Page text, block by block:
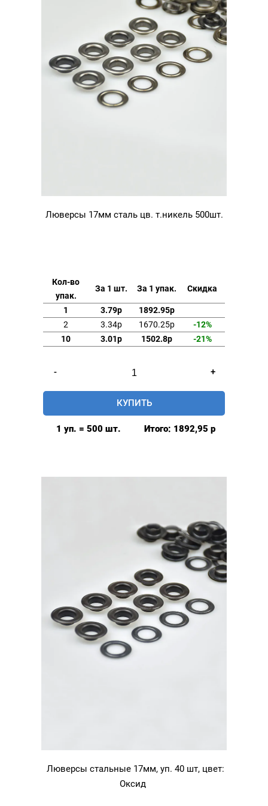
Люверсы 17мм сталь цв. т.никель 500шт.
Кол-во
упак.
За 1 шт. За 1 упак. Скидка
1 3.79р
1892.95р
2
3.34р 1670.25р
-12%
10
3.01р 1502.8р -21%
-
товара
Люверсы
17мм
+
КУПИТЬ
1 уп. = 500 шт. Итого: 1892,95 р
Люверсы стальные 17мм, уп. 40 шт, цвет:
Оксид